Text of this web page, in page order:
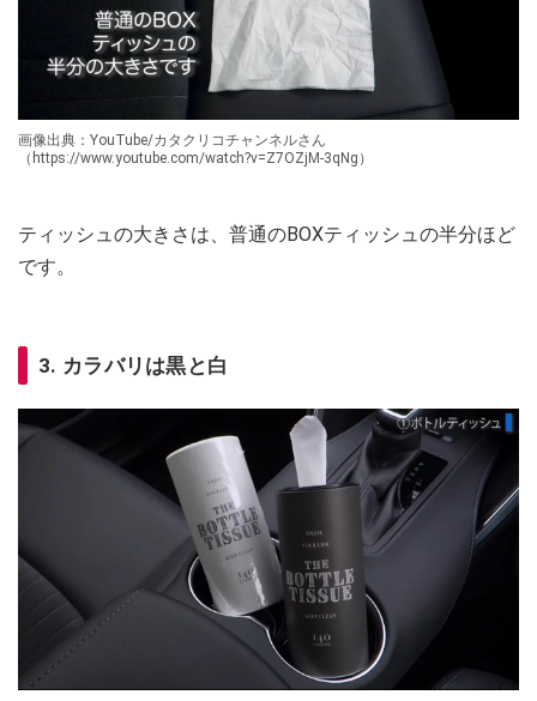
画像出典：YouTube/カタクリコチャンネルさん
（https://www.youtube.com/watch?v=Z7OZjM-3qNg）
ティッシュの大きさは、普通のBOXティッシュの半分ほど
です。
3. カラバリは黒と白